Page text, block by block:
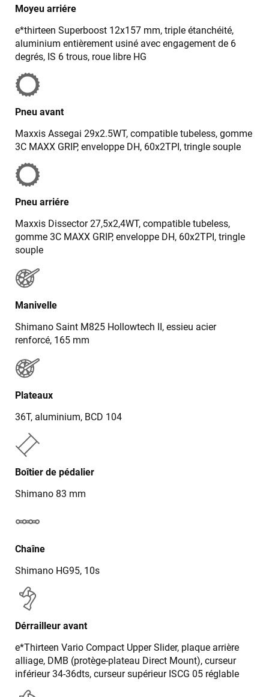
Moyeu arriére
e*thirteen Superboost 12x157 mm, triple étanchéité,
aluminium entièrement usiné avec engagement de 6
degrés, IS 6 trous, roue libre HG
Pneu avant
Maxxis Assegai 29x2.5WT, compatible tubeless, gomme
3C MAXX GRIP, enveloppe DH, 60x2TPI, tringle souple
Pneu arriére
Maxxis Dissector 27,5x2,4WT, compatible tubeless,
gomme 3C MAXX GRIP, enveloppe DH, 60x2TPI, tringle
souple
Manivelle
Shimano Saint M825 Hollowtech II, essieu acier
renforcé, 165 mm
Plateaux
36T, aluminium, BCD 104
Boîtier de pédalier
Shimano 83 mm
Chaîne
Shimano HG95, 10s
Dérrailleur avant
e*Thirteen Vario Compact Upper Slider, plaque arrière
alliage, DMB (protège-plateau Direct Mount), curseur
inférieur 34-36dts, curseur supérieur ISCG 05 réglable
LAISSER UN AVIS